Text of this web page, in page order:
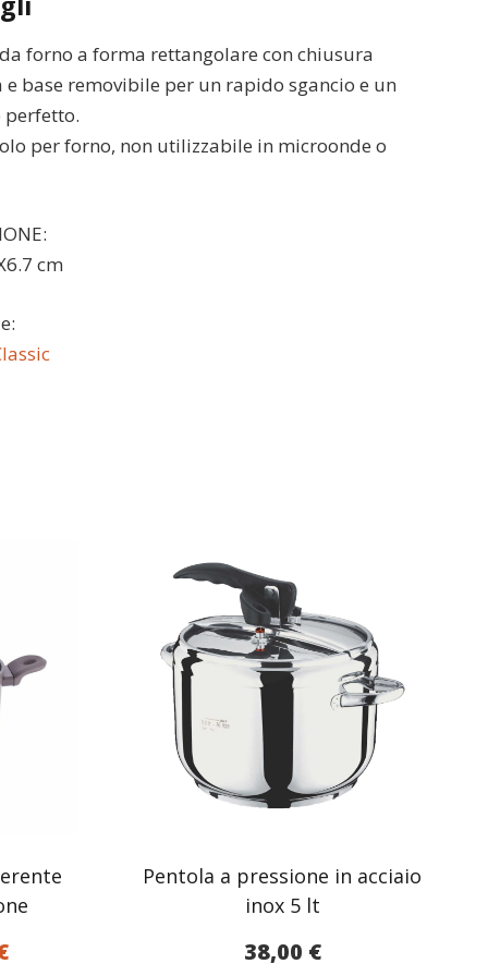
forno a forma rettangolare con chiusura
e base removibile per un rapido sgancio e un
per forno, non utilizzabile in microonde o
cm
Il
Pentola a pressione in acciaio
inox 5 lt
38,00 €